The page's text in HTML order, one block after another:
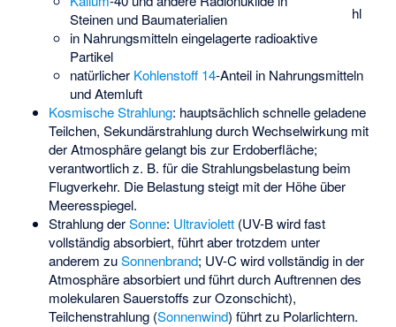
hl
Steinen und Baumaterialien
in Nahrungsmitteln eingelagerte radioaktive
Partikel
natürlicher Kohlenstoff 14-Anteil in Nahrungsmitteln
und Atemluft
Kosmische Strahlung: hauptsächlich schnelle geladene
Teilchen, Sekundärstrahlung durch Wechselwirkung mit
der Atmosphäre gelangt bis zur Erdoberfläche;
verantwortlich z. B. für die Strahlungsbelastung beim
Flugverkehr. Die Belastung steigt mit der Höhe über
Meeresspiegel.
Strahlung derSonne: Ultraviolett(UV-B wird fast
vollständig absorbiert, führt aber trotzdem unter
anderem zuSonnenbrand; UV-C wird vollständig in der
Atmosphäre absorbiert und führt durch Auftrennen des
molekularen Sauerstoffs zur Ozonschicht),
Teilchenstrahlung (Sonnenwind) führt zu Polarlichtern.